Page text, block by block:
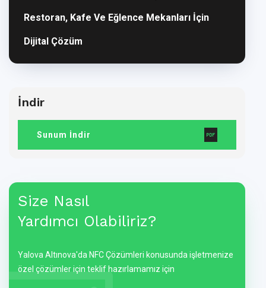
Restoran, Kafe Ve Eğlence Mekanları İçin
Dijital Çözüm
İndir
Sunum İndir
Size Nasıl
Yardımcı Olabiliriz?
Yalova Altınova'da NFC Çözümleri konusunda işletmenize
özel çözümler için teklif hazırlamamız için